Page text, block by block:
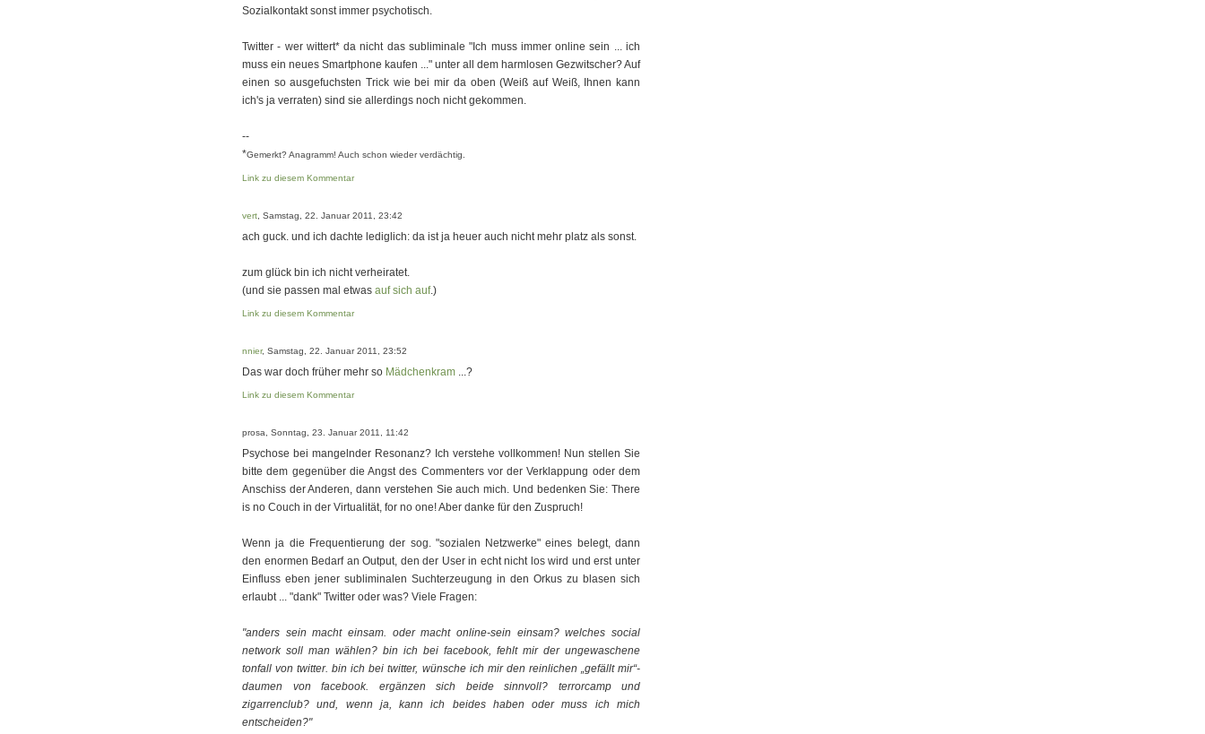
Sozialkontakt sonst immer psychotisch.
Twitter - wer wittert* da nicht das subliminale "Ich muss immer online sein ... ich
muss ein neues Smartphone kaufen ..." unter all dem harmlosen Gezwitscher? Auf
einen so ausgefuchsten Trick wie bei mir da oben (Weiß auf Weiß, Ihnen kann
ich's ja verraten) sind sie allerdings noch nicht gekommen.
--
*Gemerkt? Anagramm! Auch schon wieder verdächtig.
Link zu diesem Kommentar
vert , Samstag, 22. Januar 2011, 23:42
ach guck. und ich dachte lediglich: da ist ja heuer auch nicht mehr platz als sonst.
zum glück bin ich nicht verheiratet.
(und sie passen mal etwas auf sich auf.)
Link zu diesem Kommentar
nnier, Samstag, 22. Januar 2011, 23:52
Das war doch früher mehr so Mädchenkram ...?
Link zu diesem Kommentar
prosa, Sonntag, 23. Januar 2011, 11:42
Psychose bei mangelnder Resonanz? Ich verstehe vollkommen! Nun stellen Sie
bitte dem gegenüber die Angst des Commenters vor der Verklappung oder dem
Anschiss der Anderen, dann verstehen Sie auch mich. Und bedenken Sie: There
is no Couch in der Virtualität, for no one! Aber danke für den Zuspruch!
Wenn ja die Frequentierung der sog. "sozialen Netzwerke" eines belegt, dann
den enormen Bedarf an Output, den der User in echt nicht los wird und erst unter
Einfluss eben jener subliminalen Suchterzeugung in den Orkus zu blasen sich
erlaubt ... "dank" Twitter oder was? Viele Fragen:
"anders sein macht einsam. oder macht online-sein einsam? welches social
network soll man wählen? bin ich bei facebook, fehlt mir der ungewaschene
tonfall von twitter. bin ich bei twitter, wünsche ich mir den reinlichen „gefällt mir“-
daumen von facebook. ergänzen sich beide sinnvoll? terrorcamp und
zigarrenclub? und, wenn ja, kann ich beides haben oder muss ich mich
entscheiden?"